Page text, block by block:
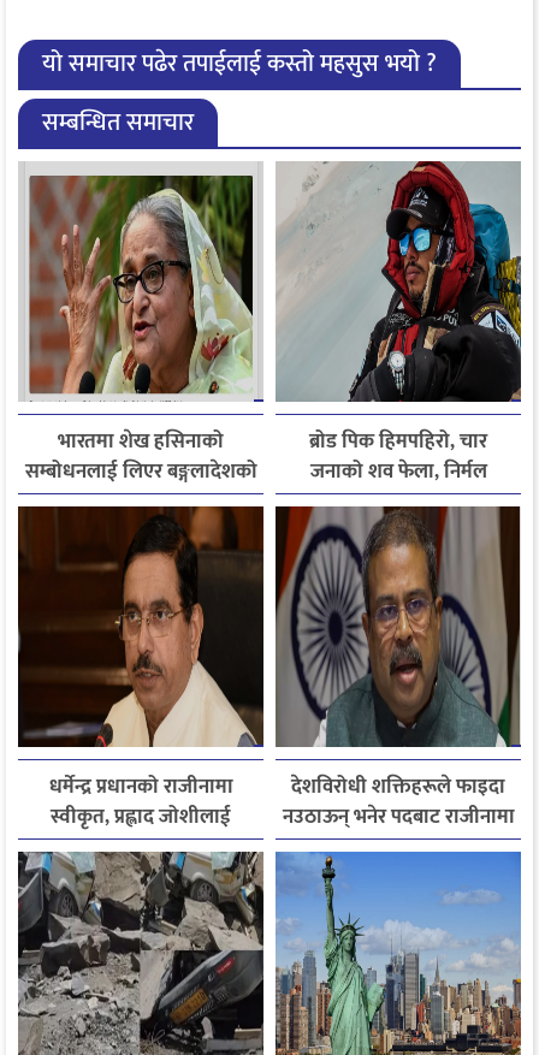
यो समाचार पढेर तपाईलाई कस्तो महसुस भयो ?
सम्बन्धित समाचार
भारतमा शेख हसिनाको
सम्बोधनलाई लिएर बङ्गलादेशको
आपत्ति
ब्रोड पिक हिमपहिरो, चार
जनाको शव फेला, निर्मल
पुर्जासहित ६ जना अझै बेपत्ता,
खोजी कार्य रातभरीका लागि
स्थगित
धर्मेन्द्र प्रधानको राजीनामा
स्वीकृत, प्रह्लाद जोशीलाई
शिक्षामन्त्रीको अतिरिक्त
जिम्मेवारी
देशविरोधी शक्तिहरूले फाइदा
नउठाऊन् भनेर पदबाट राजीनामा
दिएको हुँः धर्मेन्द्र प्रधान